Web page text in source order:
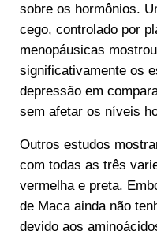
sobre os hormônios.
cego, controlado por
menopáusicas
significativamente os
depressão em
sem afetar os níveis
Outros estudos
com todas as três
vermelha e preta.
de Maca ainda não
devido aos